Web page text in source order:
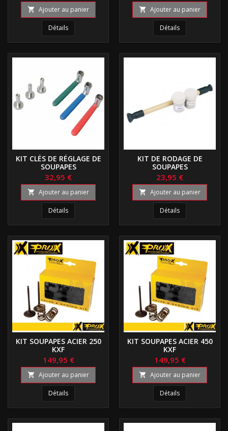
 Ajouter au panier
Détails
 Ajouter au panier
Détails
KIT CLÉS DE RÉGLAGE DE
SOUPAPES
32,95 €
 Ajouter au panier
Détails
KIT DE RODAGE DE
SOUPAPES
23,95 €
 Ajouter au panier
Détails
KIT SOUPAPES ACIER 250
KXF
149,95 €
 Ajouter au panier
Détails
KIT SOUPAPES ACIER 450
KXF
149,95 €
 Ajouter au panier
Détails